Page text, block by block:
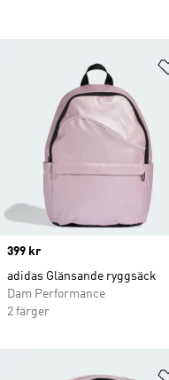
Price
399 kr
adidas Glänsande ryggsäck
Dam Performance
2 färger